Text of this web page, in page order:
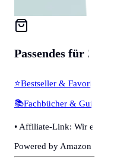
Passendes für
⭐Bestseller & Favoriten
📚Fachbücher & Guides
• Affiliate-Link: Wir erhalten
Powered by Amazon 🛒